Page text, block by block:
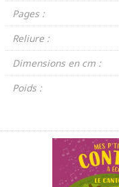
Pages :
Reliure :
Dimensions en cm :
Poids :